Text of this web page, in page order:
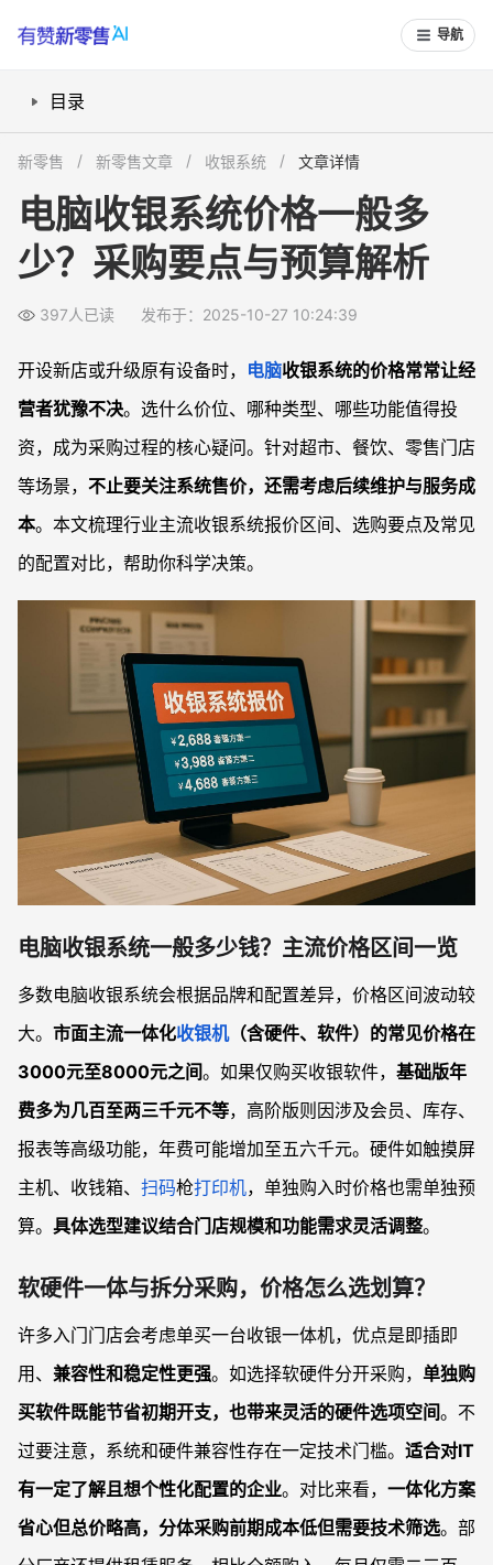
导航
目录
不同品牌/功能对收银系统价格的影响
选购收银系统时如何制定预算和比选方案？
电脑收银系统软件和硬件必须一起买吗？
采购收银系统时如何判断售后服务质量？
新零售 新零售文章 收银系统 文章详情
电脑收银系统价格一般多
少？采购要点与预算解析
397人已读 发布于：2025-10-27 10:24:39
开设新店或升级原有设备时， 电脑收银系统的价格常常让经
营者犹豫不决。选什么价位、哪种类型、哪些功能值得投
资，成为采购过程的核心疑问。针对超市、餐饮、零售门店
等场景， 不止要关注系统售价，还需考虑后续维护与服务成
本。本文梳理行业主流收银系统报价区间、选购要点及常见
的配置对比，帮助你科学决策。
电脑收银系统一般多少钱？主流价格区间一览
多数电脑收银系统会根据品牌和配置差异，价格区间波动较
大。 市面主流一体化收银机（含硬件、软件）的常见价格在
3000元至8000元之间。如果仅购买收银软件， 基础版年
费多为几百至两三千元不等，高阶版则因涉及会员、库存、
报表等高级功能，年费可能增加至五六千元。硬件如触摸屏
主机、收钱箱、 扫码枪打印机，单独购入时价格也需单独预
算。 具体选型建议结合门店规模和功能需求灵活调整。
软硬件一体与拆分采购，价格怎么选划算？
许多入门门店会考虑单买一台收银一体机，优点是即插即
用、 兼容性和稳定性更强。如选择软硬件分开采购， 单独购
买软件既能节省初期开支，也带来灵活的硬件选项空间。不
过要注意，系统和硬件兼容性存在一定技术门槛。 适合对IT
有一定了解且想个性化配置的企业。对比来看， 一体化方案
省心但总价略高，分体采购前期成本低但需要技术筛选。部